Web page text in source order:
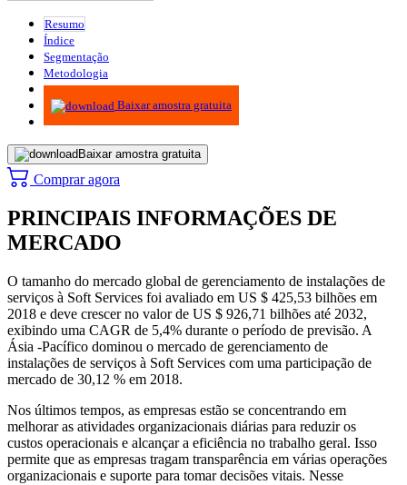
Resumo
Índice
Segmentação
Metodologia
Infográficos
Baixar amostra gratuita
Baixar amostra gratuita
Comprar agora
PRINCIPAIS INFORMAÇÕES DE
MERCADO
O tamanho do mercado global de gerenciamento de instalações de
serviços à Soft Services foi avaliado em US $ 425,53 bilhões em
2018 e deve crescer no valor de US $ 926,71 bilhões até 2032,
exibindo uma CAGR de 5,4% durante o período de previsão. A
Ásia -Pacífico dominou o mercado de gerenciamento de
instalações de serviços à Soft Services com uma participação de
mercado de 30,12 % em 2018.
Nos últimos tempos, as empresas estão se concentrando em
melhorar as atividades organizacionais diárias para reduzir os
custos operacionais e alcançar a eficiência no trabalho geral. Isso
permite que as empresas tragam transparência em várias operações
organizacionais e suporte para tomar decisões vitais. Nesse